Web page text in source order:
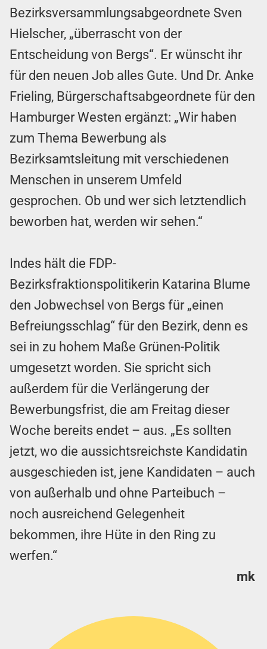
Bezirksversammlungsabgeordnete Sven
Hielscher, „überrascht von der
Entscheidung von Bergs“. Er wünscht ihr
für den neuen Job alles Gute. Und Dr. Anke
Frieling, Bürgerschaftsabgeordnete für den
Hamburger Westen ergänzt: „Wir haben
zum Thema Bewerbung als
Bezirksamtsleitung mit verschiedenen
Menschen in unserem Umfeld
gesprochen. Ob und wer sich letztendlich
beworben hat, werden wir sehen.“
Indes hält die FDP-
Bezirksfraktionspolitikerin Katarina Blume
den Jobwechsel von Bergs für „einen
Befreiungsschlag“ für den Bezirk, denn es
sei in zu hohem Maße Grünen-Politik
umgesetzt worden. Sie spricht sich
außerdem für die Verlängerung der
Bewerbungsfrist, die am Freitag dieser
Woche bereits endet – aus. „Es sollten
jetzt, wo die aussichtsreichste Kandidatin
ausgeschieden ist, jene Kandidaten – auch
von außerhalb und ohne Parteibuch –
noch ausreichend Gelegenheit
bekommen, ihre Hüte in den Ring zu
werfen.“
mk